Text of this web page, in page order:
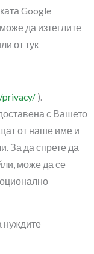
Google
да изтеглите
от тук
privacy/ ).
с Вашето
от наше име и
За да спрете да
може да се
нуждите